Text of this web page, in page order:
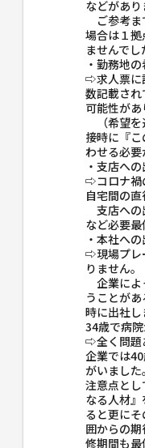
などがあり
ご参考ま
場合は１
ませんでし
・勤務地
⇨求人票に
数記載さ
可能性があ
（希望を
接時に『
わせる必要
・支店へ
⇨コロナ禍
自宅間の直
支店への
など必要最
・本社へ
⇨現場プレ
りません。
企業によ
うことが
時に出社し
34歳で病
⇨全く問題
企業では
がいました。
注意点とし
なる人材
ると更に
囲からの
修期間も